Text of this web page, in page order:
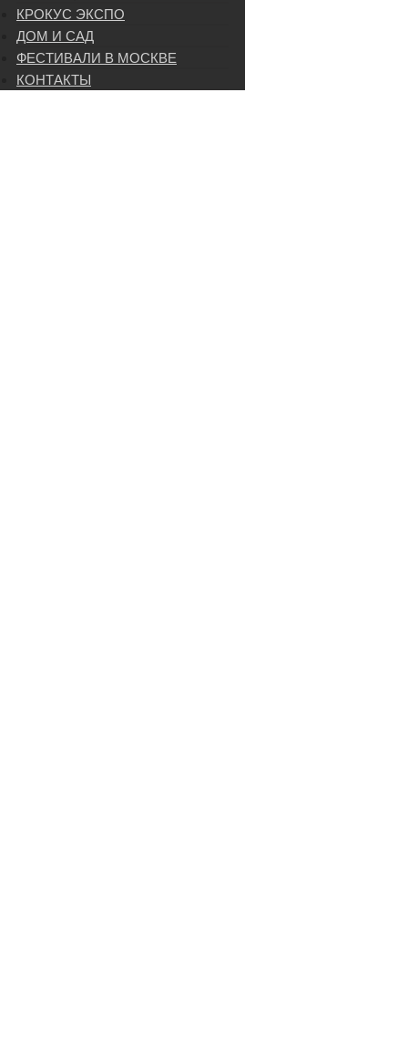
КРОКУС ЭКСПО
ДОМ И САД
ФЕСТИВАЛИ В МОСКВЕ
КОНТАКТЫ